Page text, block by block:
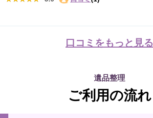
口コミをもっと見る
遺品整理
ご利用の流れ